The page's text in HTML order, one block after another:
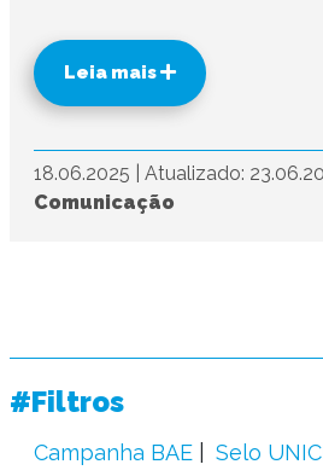
Leia mais
18.06.2025 Atualizado:
Comunicação
#Filtros
Campanha BAE Selo